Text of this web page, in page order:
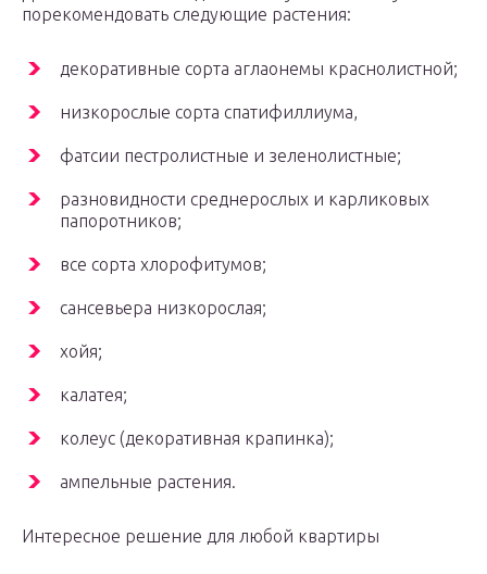
порекомендовать следующие растения:
декоративные сорта аглаонемы краснолистной;
низкорослые сорта спатифиллиума,
фатсии пестролистные и зеленолистные;
разновидности среднерослых и карликовых
папоротников;
все сорта хлорофитумов;
сансевьера низкорослая;
хойя;
калатея;
колеус (декоративная крапинка);
ампельные растения.
Интересное решение для любой квартиры